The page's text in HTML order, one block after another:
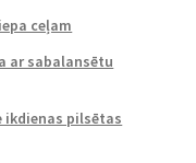
ceļam
ar sabalansētu
ikdienas pilsētas